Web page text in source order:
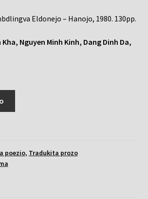
Eldonejo – Hanojo, 1980. 130pp.
Kha, Nguyen Minh Kinh, Dang Dinh Da,
poezio, Tradukita prozo